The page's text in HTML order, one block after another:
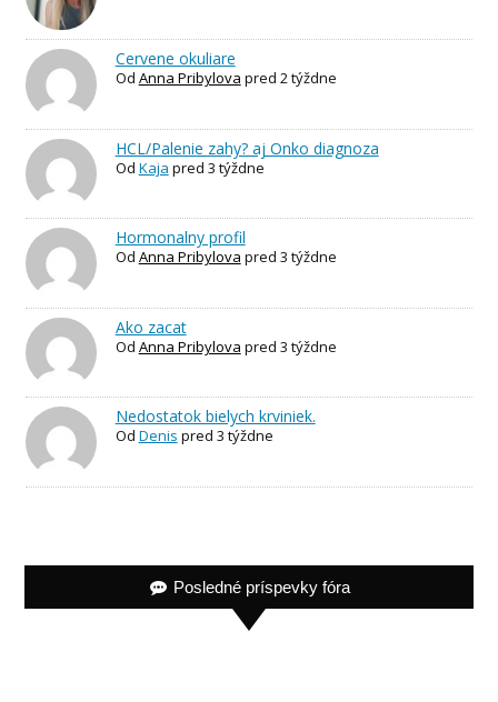
Cervene okuliare
Od Anna Pribylova pred 2 týždne
HCL/Palenie zahy? aj Onko diagnoza
Od Kaja pred 3 týždne
Hormonalny profil
Od Anna Pribylova pred 3 týždne
Ako zacat
Od Anna Pribylova pred 3 týždne
Nedostatok bielych krviniek.
Od Denis pred 3 týždne
Posledné príspevky fóra